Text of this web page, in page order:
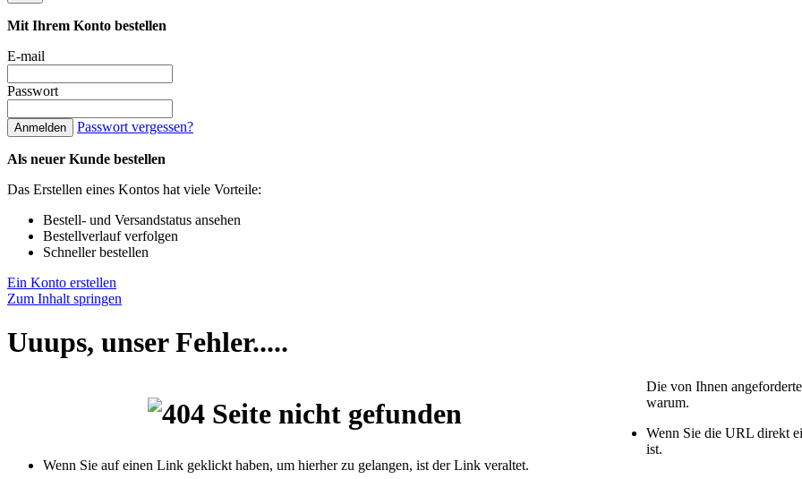
Mit Ihrem Konto bestellen
E-mail
Passwort
Anmelden Passwort vergessen?
Als neuer Kunde bestellen
Das Erstellen eines Kontos hat viele Vorteile:
Bestell- und Versandstatus ansehen
Bestellverlauf verfolgen
Schneller bestellen
Ein Konto erstellen
Zum Inhalt springen
Uuups, unser Fehler.....
Die von Ihnen
warum.
Wenn Sie die URL direkt
ist.
Wenn Sie auf einen Link geklickt haben, um hierher zu gelangen, ist der Link veraltet.